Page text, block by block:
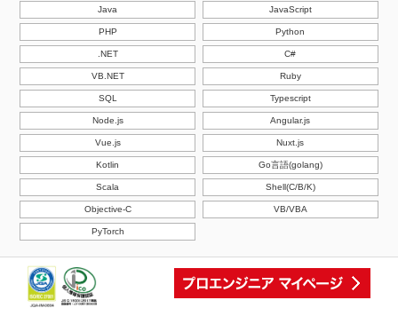
Java JavaScript
PHP Python
.NET C#
VB.NET Ruby
SQL Typescript
Node.js Angular.js
Vue.js Nuxt.js
Kotlin Go言語(golang)
Scala Shell(C/B/K)
Objective-C VB/VBA
PyTorch